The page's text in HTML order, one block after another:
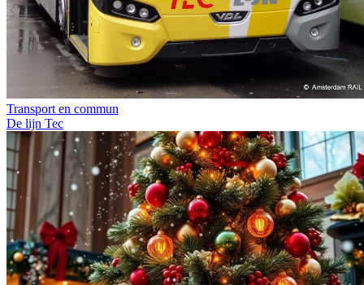
Transport en commun
De lijn Tec